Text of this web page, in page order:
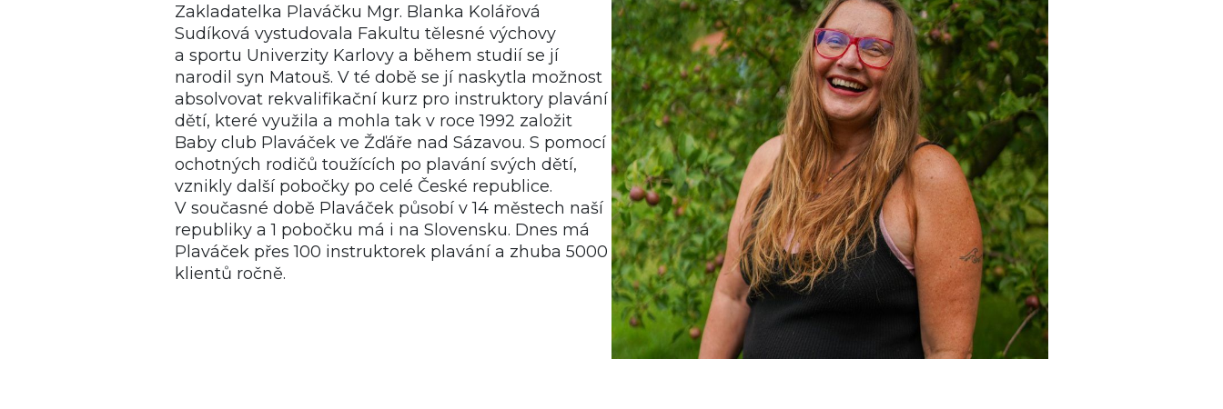
Zakladatelka Plaváčku Mgr. Blanka Kolářová
Sudíková vystudovala Fakultu tělesné výchovy
a sportu Univerzity Karlovy a během studií se jí
narodil syn Matouš. V té době se jí naskytla možnost
absolvovat rekvalifikační kurz pro instruktory plavání
dětí, které využila a mohla tak v roce 1992 založit
Baby club Plaváček ve Žďáře nad Sázavou. S pomocí
ochotných rodičů toužících po plavání svých dětí,
vznikly další pobočky po celé České republice.
V současné době Plaváček působí v 14 městech naší
republiky a 1 pobočku má i na Slovensku. Dnes má
Plaváček přes 100 instruktorek plavání a zhuba 5000
klientů ročně.